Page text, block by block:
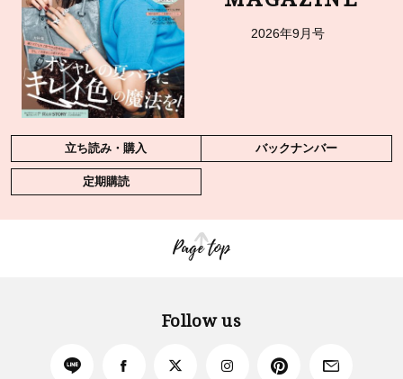
2026年9月号
立ち読み・購入 バックナンバー
定期購読
Page top
Follow us